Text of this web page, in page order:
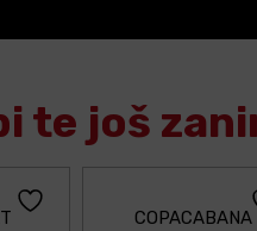
te još
COPACABANA